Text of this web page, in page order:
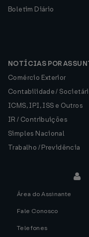
Boletim Diário
NOTÍCIAS POR
Comércio Exterior
Contabilidade /
ICMS, IPI, ISS e Outros
IR / Contribuições
Simples Nacional
Trabalho / Previdência
Área do Assinante
Fale Conosco
Telefones